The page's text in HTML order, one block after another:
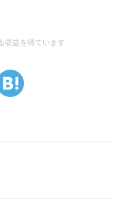
収益を得ています